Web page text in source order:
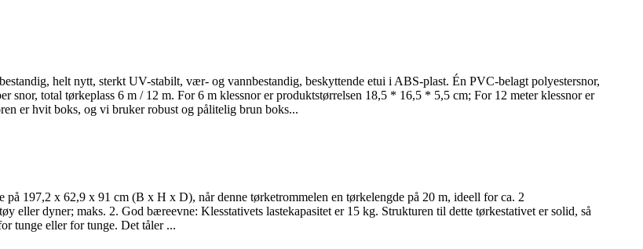
helt nytt, sterkt UV-stabilt, vær- og vannbestandig, beskyttende etui i ABS-plast. Én PVC-belagt polyestersnor,
snor, total tørkeplass 6 m / 12 m. For 6 m klessnor er produktstørrelsen 18,5 * 16,5 * 5,5 cm; For 12 meter klessnor er
er hvit boks, og vi bruker robust og pålitelig brun boks...
197,2 x 62,9 x 91 cm (B x H x D), når denne tørketrommelen en tørkelengde på 20 m, ideell for ca. 2
eller dyner; maks. 2. God bæreevne: Klesstativets lastekapasitet er 15 kg. Strukturen til dette tørkestativet er solid, så
tunge eller for tunge. Det tåler ...